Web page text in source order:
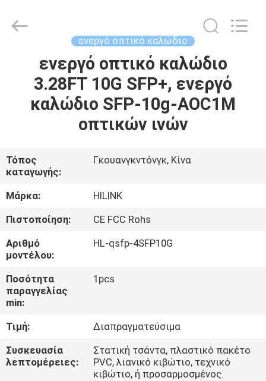
ΣΠΊΤΙ
ΠΡΟΪΌΝΤΑ
ΜΕ
ΕΜΆΣ
ΕΠΙΣΚΕΨΉ
ΕΡΓΟΣΤΑΣΊΟΥ
ΈΛΕΓΧΟΣ
ΠΟΙΌΤΗΤΑΣ
ΕΠΙΚΟΙΝΩΝΉΣΤΕ
ΜΑΖΊ
Technology
Co.,Ltd..
ενεργό οπτικό καλώδιο
ενεργό οπτικό καλώδιο
3.28FT 10G SFP+, ενεργό
καλώδιο SFP-10g-AOC1M
οπτικών ινών
Τόπος
καταγωγής:
Γκουανγκντόνγκ, Κίνα
Μάρκα:
HILINK
Πιστοποίηση:
CE FCC Rohs
Αριθμό
μοντέλου:
HL-qsfp-4SFP10G
Ποσότητα
παραγγελίας
min:
1pcs
Τιμή:
Διαπραγματεύσιμα
Συσκευασία
λεπτομέρειες:
Στατική τσάντα, πλαστικό πακέτο
PVC, λιανικό κιβώτιο, τεχνικό
κιβώτιο, ή προσαρμοσμένος.